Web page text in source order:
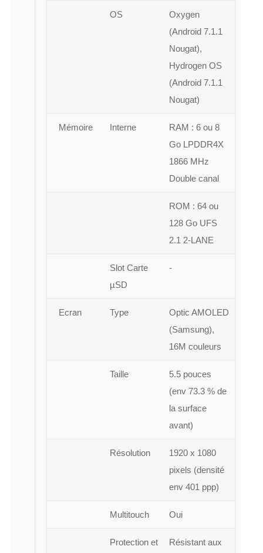
OS
Oxygen
(Android 7.1.1
Nougat),
Hydrogen OS
(Android 7.1.1
Nougat)
Mémoire Interne
RAM : 6 ou 8
Go LPDDR4X
1866 MHz
Double canal
ROM : 64 ou
128 Go UFS
2.1 2-LANE
Slot Carte
µSD
-
Ecran Type
Optic AMOLED
(Samsung),
16M couleurs
Taille
5.5 pouces
(env 73.3 % de
la surface
avant)
Résolution
1920 x 1080
pixels (densité
env 401 ppp)
Multitouch Oui
Protection et
Résistant aux